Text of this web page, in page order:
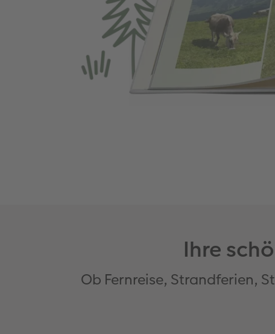
Ihre
Ob Fernreise, Strandferien,